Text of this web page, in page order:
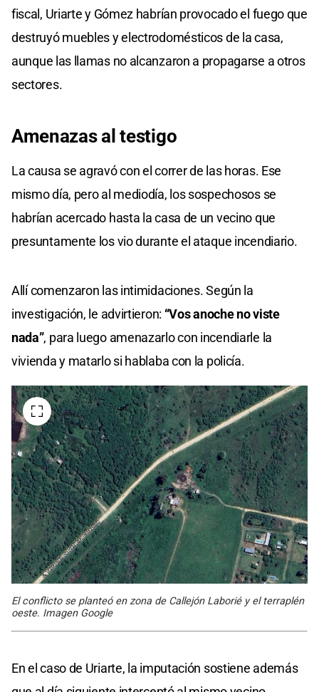
fiscal, Uriarte y Gómez habrían provocado el fuego que
destruyó muebles y electrodomésticos de la casa,
aunque las llamas no alcanzaron a propagarse a otros
sectores.
Amenazas al testigo
La causa se agravó con el correr de las horas. Ese
mismo día, pero al mediodía, los sospechosos se
habrían acercado hasta la casa de un vecino que
presuntamente los vio durante el ataque incendiario.
Allí comenzaron las intimidaciones. Según la
investigación, le advirtieron: “Vos anoche no viste
nada”, para luego amenazarlo con incendiarle la
vivienda y matarlo si hablaba con la policía.
El conflicto se planteó en zona de Callejón Laborié y el terraplén
oeste. Imagen Google
En el caso de Uriarte, la imputación sostiene además